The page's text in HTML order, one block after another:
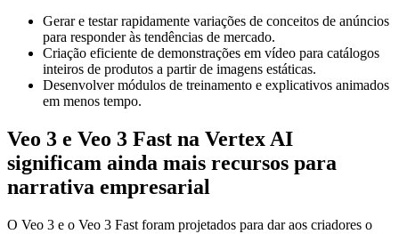
Gerar e testar rapidamente variações de conceitos de anúncios
para responder às tendências de mercado.
Criação eficiente de demonstrações em vídeo para catálogos
inteiros de produtos a partir de imagens estáticas.
Desenvolver módulos de treinamento e explicativos animados
em menos tempo.
Veo 3 e Veo 3 Fast na Vertex AI
significam ainda mais recursos para
narrativa empresarial
O Veo 3 e o Veo 3 Fast foram projetados para dar aos criadores o